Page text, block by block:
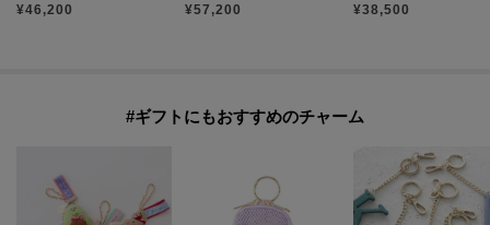
¥46,200 ¥57,200 ¥38,500
#ギフトにもおすすめのチャーム